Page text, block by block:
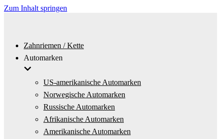
Zum Inhalt springen
Zahnriemen / Kette
Automarken
US-amerikanische Automarken
Norwegische Automarken
Russische Automarken
Afrikanische Automarken
Amerikanische Automarken